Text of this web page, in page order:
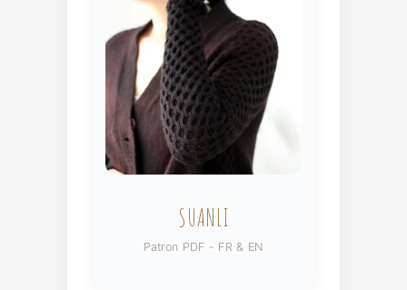
SUANLI
Patron PDF - FR & EN